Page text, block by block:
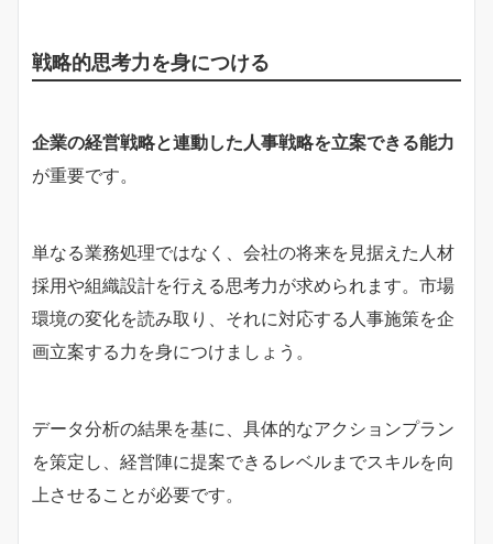
戦略的思考力を身につける
企業の経営戦略と連動した人事戦略を立案できる能力
が重要です。
単なる業務処理ではなく、会社の将来を見据えた人材
採用や組織設計を行える思考力が求められます。市場
環境の変化を読み取り、それに対応する人事施策を企
画立案する力を身につけましょう。
データ分析の結果を基に、具体的なアクションプラン
を策定し、経営陣に提案できるレベルまでスキルを向
上させることが必要です。